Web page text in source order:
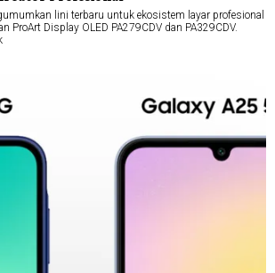
lini terbaru untuk ekosistem layar profesional
ProArt Display OLED PA279CDV dan PA329CDV.